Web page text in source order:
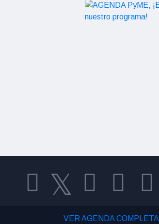
VER AGENDA COMPLETA